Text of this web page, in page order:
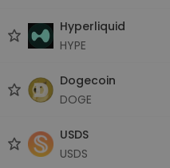
Hyperliquid
HYPE
Dogecoin
DOGE
USDS
USDS